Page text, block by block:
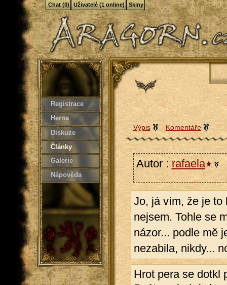
Registrace
Herna
Diskuze
Články
Galerie
Nápověda
Výpis Komentáře
Autor : rafaela
Jo, já vím, že je to
nejsem. Tohle se
názor... podle mě
nezabila, nikdy...
Hrot pera se dotkl
Chat (0) Uživatelé (1 online) Skiny